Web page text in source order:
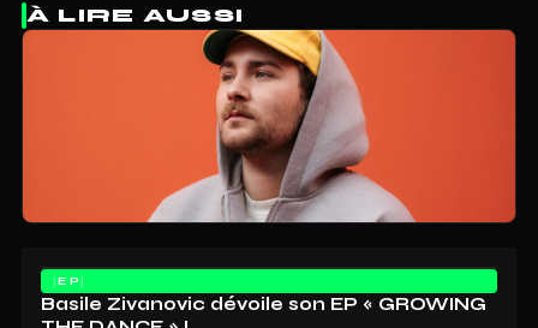
À LIRE AUSSI
EP
Basile Zivanovic dévoile son EP « GROWING